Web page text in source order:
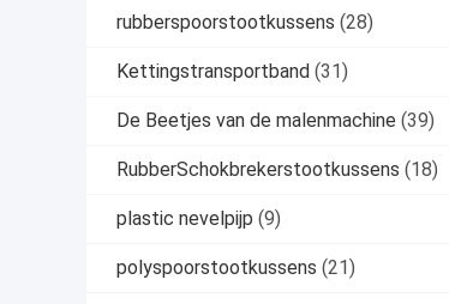
rubberspoorstootkussens (28)
Kettingstransportband (31)
De Beetjes van de malenmachine (39)
RubberSchokbrekerstootkussens (18)
plastic nevelpijp (9)
polyspoorstootkussens (21)